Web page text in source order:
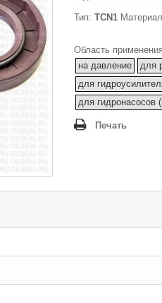
Тип: TCN1
Область
на давление
для
для
для гидронасосов
Печать